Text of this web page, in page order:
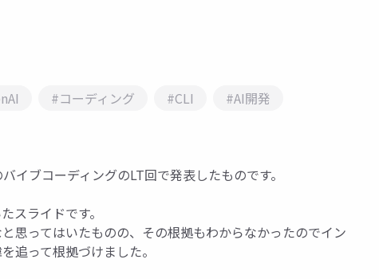
#コーディング #CLI #AI開発
ブコーディングのLT回で発表したものです。
スライドです。
思ってはいたものの、その根拠もわからなかったのでイン
追って根拠づけました。